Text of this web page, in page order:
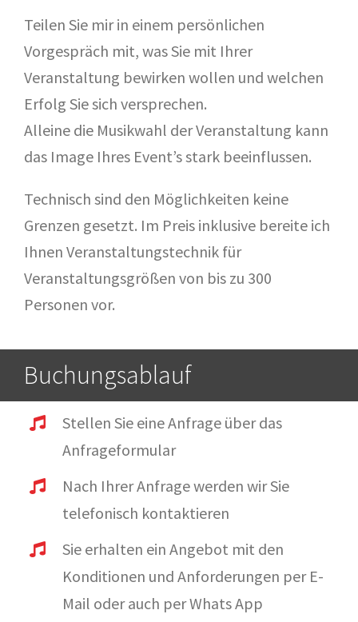
Teilen Sie mir in einem persönlichen
Vorgespräch mit, was Sie mit Ihrer
Veranstaltung bewirken wollen und welchen
Erfolg Sie sich versprechen.
Alleine die Musikwahl der Veranstaltung kann
das Image Ihres Event’s stark beeinflussen.
Technisch sind den Möglichkeiten keine
Grenzen gesetzt. Im Preis inklusive bereite ich
Ihnen Veranstaltungstechnik für
Veranstaltungsgrößen von bis zu 300
Personen vor.
Buchungsablauf
Stellen Sie eine Anfrage über das
Anfrageformular
Nach Ihrer Anfrage werden wir Sie
telefonisch kontaktieren
Sie erhalten ein Angebot mit den
Konditionen und Anforderungen per E-
Mail oder auch per Whats App